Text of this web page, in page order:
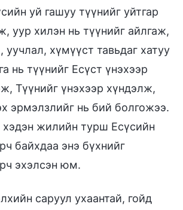
уй гашуу түүнийг уйтгар
уур хилэн нь түүнийг айлгаж,
хүмүүст тавьдаг хатуу
нь түүнийг Есүст үнэхээр
Түүнийг үнэхээр хүндэлж,
эрмэлзлийг нь бий болгожээ.
жилийн турш Есүсийн
байхдаа энэ бүхнийг
эхэлсэн юм.
саруул ухаантай, гойд